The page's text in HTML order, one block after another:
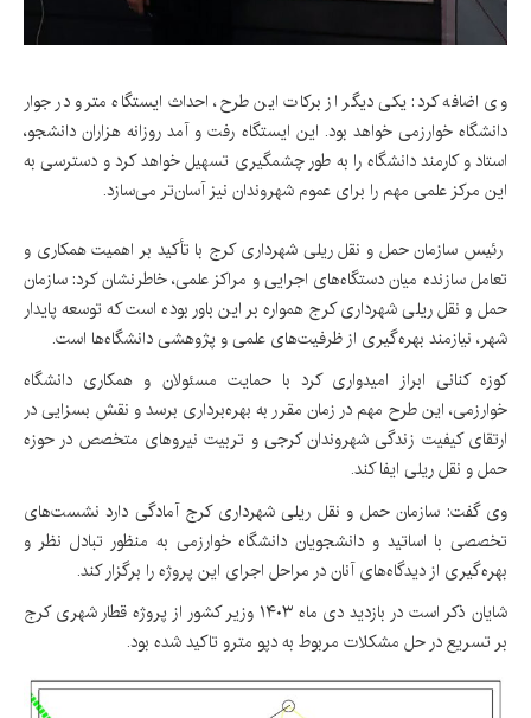
وی اضافه کرد: یکی دیگر از برکات این طرح، احداث‌ ایستگاه مترو در جوار
دانشگاه خوارزمی خواهد بود. این‌ ایستگاه رفت و آمد روزانه هزاران دانشجو،
استاد و کارمند دانشگاه را به طور چشمگیری تسهیل خواهد کرد و دسترسی به
این مرکز علمی مهم را برای عموم شهروندان نیز آسان‌تر می‌سازد.
رئیس سازمان حمل و نقل ریلی شهرداری کرج با تأکید بر اهمیت همکاری و
تعامل سازنده میان دستگاه‌های اجرایی و مراکز علمی، خاطرنشان کرد: سازمان
حمل و نقل ریلی شهرداری کرج همواره بر این باور بوده است که توسعه پایدار
شهر، نیازمند بهره‌گیری از ظرفیت‌های علمی و پژوهشی دانشگاه‌ها است.
کوزه کنانی ابراز امیدواری کرد با حمایت مسئولان و همکاری دانشگاه
خوارزمی، این طرح مهم در زمان مقرر به بهره‌برداری برسد و نقش بسزایی در
ارتقای کیفیت زندگی شهروندان کرجی و تربیت نیروهای متخصص در حوزه
حمل و نقل ریلی ایفا کند.
وی گفت: سازمان حمل و نقل ریلی شهرداری کرج آمادگی دارد نشست‌های
تخصصی با اساتید و دانشجویان دانشگاه خوارزمی به منظور تبادل نظر و
بهره‌گیری از دیدگاه‌های آنان در مراحل اجرای این پروژه را برگزار کند.
شایان ذکر است در بازدید دی ماه ۱۴۰۳ وزیر کشور از پروژه قطار شهری کرج
بر تسریع در حل مشکلات مربوط به دپو مترو تاکید شده بود.